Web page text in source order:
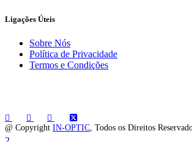
Ligações Úteis
Sobre Nós
Política de Privacidade
Termos e Condições
@ Copyright IN-OPTIC, Todos os Direitos